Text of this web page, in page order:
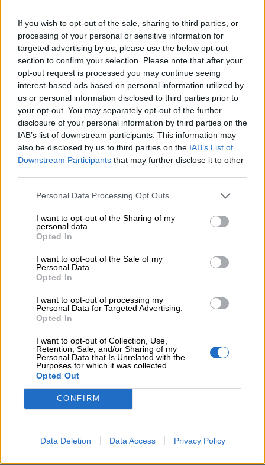
If you wish to opt-out of the sale, sharing to third parties, or
processing of your personal or sensitive information for
targeted advertising by us, please use the below opt-out
section to confirm your selection. Please note that after your
opt-out request is processed you may continue seeing
interest-based ads based on personal information utilized by
us or personal information disclosed to third parties prior to
your opt-out. You may separately opt-out of the further
disclosure of your personal information by third parties on the
IAB’s list of downstream participants. This information may
also be disclosed by us to third parties on the IAB’s List of
Downstream Participants that may further disclose it to other
Personal Data Processing Opt Outs
I want to opt-out of the Sharing of my
personal data.
Opted In
I want to opt-out of the Sale of my
Personal Data.
Opted In
I want to opt-out of processing my
Personal Data for Targeted Advertising.
Opted In
I want to opt-out of Collection, Use,
Retention, Sale, and/or Sharing of my
Personal Data that Is Unrelated with the
Purposes for which it was collected.
Opted Out
CONFIRM
Data Deletion Data Access Privacy Policy
06.08.2026 - 14:55
Μιχάλης Τάτσης, Insurance & Healthcare Analyst, διευθυντής
Επιχειρηματικής Ανάπτυξης Ομίλου HHG
06.08.2026 - 13:30
Όταν η επόμενη μέρα είναι στάχτη, τι θα πει ο Ασφαλιστικός
Διαμεσολαβητής στον πελάτη κλάδου υγείας;
06.08.2026 - 12:22
Kavita Patel - PhARMA Innovation Forum: Ένα στα πέντε
καινοτόμα φάρμακα φτάνει τελικά στην Ελλάδα
ζητούν οι έμποροι από την Κυβέρνηση
06.08.2026 - 10:45
Ευρώπη: Μπορεί η κλιματική αλλαγή να οδηγήσει σε
06.08.2026 - 09:15
Στέλιος Λιανός – INTERAMERICAN / Αθηναϊκή Γενική Κλινική
06.08.2026 - 08:40
Η γαλλική «ψήφος» στο «καλώδιο» και τα συμφέροντα, οι
Βαρδινογιάννη- Εξάρχου και ο διπλασιασμός των κερδών της
Randy Schekman, Νομπελίστας Ιατρικής: «Σε πέντε χρόνια
μπορεί να έχουμε θεραπεία που αναστέλλει την εξέλιξη του
Πάρκινσον»